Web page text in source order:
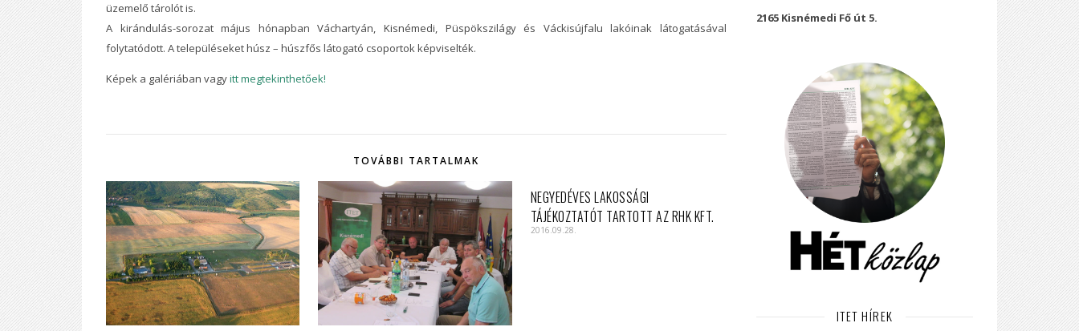
üzemelő tárolót is.
A kirándulás-sorozat május hónapban Váchartyán, Kisnémedi, Püspökszilágy és Váckisújfalu lakóinak látogatásával
folytatódott. A településeket húsz – húszfős látogató csoportok képviselték.
Képek a galériában vagyitt megtekinthetőek!
TOVÁBBI TARTALMAK
NEGYEDÉVES LAKOSSÁGI
TÁJÉKOZTATÓT TARTOTT AZ RHK KFT.
2016.09.28.
2165 Kisnémedi Fő út 5.
ITET HÍREK